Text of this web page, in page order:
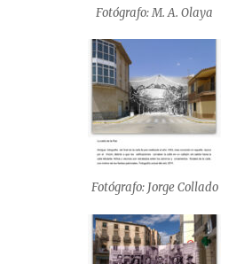
Fotógrafo: M. A. Olaya
Fotógrafo: Jorge Collado